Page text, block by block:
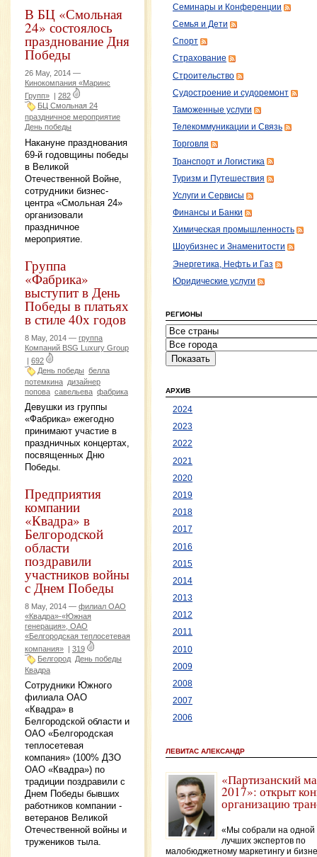
В БЦ «Смольная
24» состоялось
празднование Дня
Победы
26 May, 2014 —
Кинокомпания «Маринс
Групп»
282
БЦ Смольная 24
праздничное мероприятие
День победы
Накануне празднования
69-й годовщины победы
в Великой
Отечественной Войне,
сотрудники бизнес-
центра «Смольная 24»
организовали
праздничное
мероприятие.
Группа
«Фабрика»
выступит в День
Победы в платьях
в стиле 40х годов
8 May, 2014 — группа
Компаний BSG Luxury Group
| 692
День победы белла
потемкина дизайнер
попова савельева фабрика
Девушки из группы
«Фабрика» ежегодно
принимают участие в
праздничных концертах,
посвященных Дню
Победы.
Предприятия
компании
«Квадра» в
Белгородской
области
поздравили
участников войны
с Днем Победы
8 May, 2014 — филиал ОАО
«Квадра»-«Южная
генерация», ОАО
«Белгородская теплосетевая
компания» | 319
Белгород День победы
Квадра
Сотрудники Южного
филиала ОАО
«Квадра» в
Белгородской области и
ОАО «Белгородская
теплосетевая
компания» (100% ДЗО
ОАО «Квадра») по
традиции поздравили с
Днем Победы бывших
работников компании -
ветеранов Великой
Отечественной войны и
тружеников тыла.
Семинары и Конференции
Семья и Дети
Спорт
Страхование
Строительство
Судостроение и судоремонт
Таможенные услуги
Телекоммуникации и Связь
Торговля
Транспорт и Логистика
Туризм и Путешествия
Услуги и Сервисы
Финансы и Банки
Химическая промышленность
Шоубизнес и Знаменитости
Энергетика, Нефть и Газ
Юридические услуги
РЕГИОНЫ
АРХИВ
2024
2023
2022
2021
2020
2019
2018
2017
2016
2015
2014
2013
2012
2011
2010
2009
2008
2007
2006
ЛЕВИТАС АЛЕКСАНДР
«Партизанский
2017»: открыт
организацию
«Мы собрали на одной
лучших экспертов по
малобюджетному маркетингу и